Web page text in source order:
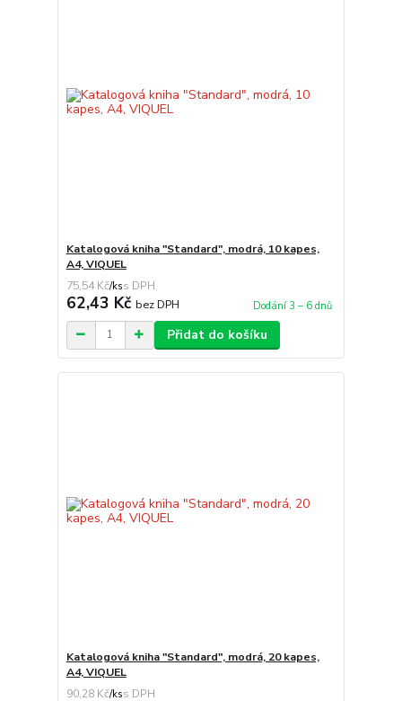
Katalogová kniha "Standard", modrá, 10 kapes,
A4, VIQUEL
75,54 Kč/ks
62,43 Kč bez DPH Dodání 3 – 6 dnů
Přidat do košíku
Katalogová kniha "Standard", modrá, 20 kapes,
A4, VIQUEL
90,28 Kč/ks